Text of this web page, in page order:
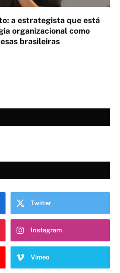
a estrategista que está
organizacional como
brasileiras
Twitter
Instagram
Vimeo